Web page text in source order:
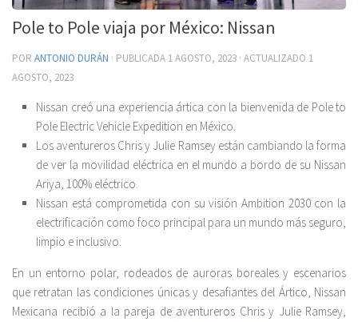
Pole to Pole viaja por México: Nissan
POR ANTONIO DURÁN · PUBLICADA 1 AGOSTO, 2023 · ACTUALIZADO 1
AGOSTO, 2023
Nissan creó una experiencia ártica con la bienvenida de Pole to
Pole Electric Vehicle Expedition en México.
Los aventureros Chris y Julie Ramsey están cambiando la forma
de ver la movilidad eléctrica en el mundo a bordo de su Nissan
Ariya, 100% eléctrico.
Nissan está comprometida con su visión Ambition 2030 con la
electrificación como foco principal para un mundo más seguro,
limpio e inclusivo.
En un entorno polar, rodeados de auroras boreales y escenarios
que retratan las condiciones únicas y desafiantes del Ártico, Nissan
Mexicana recibió a la pareja de aventureros Chris y Julie Ramsey,